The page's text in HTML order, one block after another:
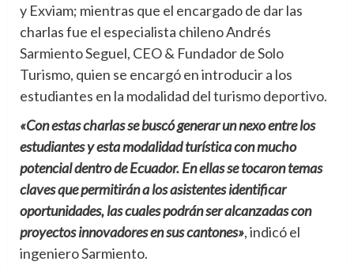
y Exviam; mientras que el encargado de dar las
charlas fue el especialista chileno Andrés
Sarmiento Seguel, CEO & Fundador de Solo
Turismo, quien se encargó en introducir a los
estudiantes en la modalidad del turismo deportivo.
«Con estas charlas se buscó generar un nexo entre los
estudiantes y esta modalidad turística con mucho
potencial dentro de Ecuador. En ellas se tocaron temas
claves que permitirán a los asistentes identificar
oportunidades, las cuales podrán ser alcanzadas con
proyectos innovadores en sus cantones», indicó el
ingeniero Sarmiento.